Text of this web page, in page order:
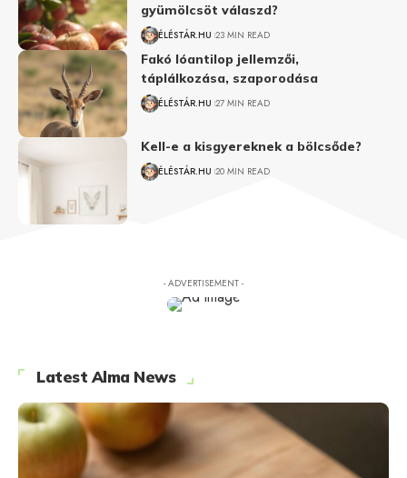
gyümölcsöt válaszd?
ÉLÉSTÁR.HU 23 MIN READ
Fakó lóantilop jellemzői,
táplálkozása, szaporodása
ÉLÉSTÁR.HU 27 MIN READ
Kell-e a kisgyereknek a bölcsőde?
ÉLÉSTÁR.HU 20 MIN READ
- ADVERTISEMENT -
Latest Alma News